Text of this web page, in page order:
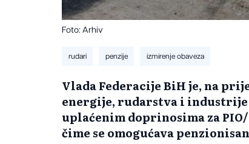
Foto: Arhiv
rudari penzije izmirenje obaveza
Vlada Federacije BiH je, na
energije, rudarstva i industrije
uplaćenim doprinosima za
čime se omogućava